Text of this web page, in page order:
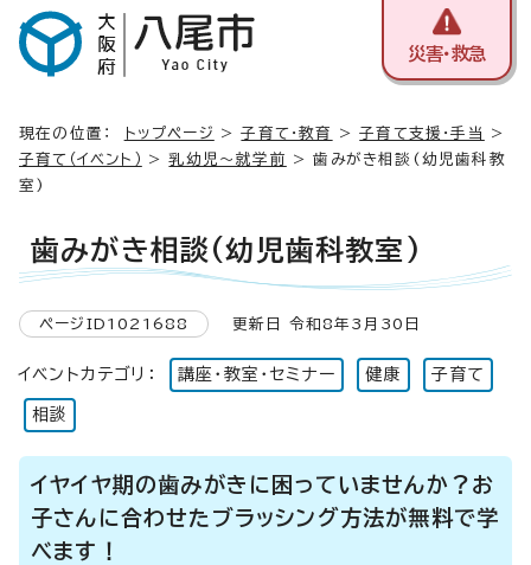
災害・救急
現在の位置： トップページ >子育て・教育 >子育て支援・手当
>
子育て（イベント）
>乳幼児～就学前
> 歯みがき相談(幼児歯科教
室)
歯みがき相談(幼児歯科教室)
ページID1021688 更新日 令和8年3月30日
イベントカテゴリ： 講座・教室・セミナー 健康 子育て
相談
イヤイヤ期の歯みがきに困っていませんか？お
子さんに合わせたブラッシング方法が無料で学
べます！